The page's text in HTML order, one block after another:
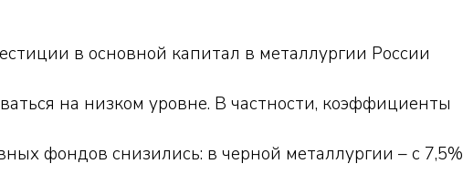
в основной капитал в металлургии России
на низком уровне. В частности, коэффициенты
фондов снизились: в черной металлургии – с 7,5%